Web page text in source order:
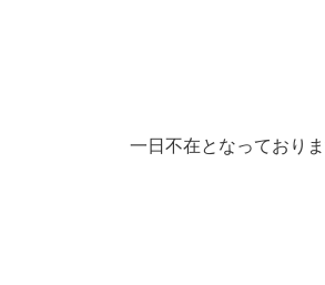
一日不在となっておりま